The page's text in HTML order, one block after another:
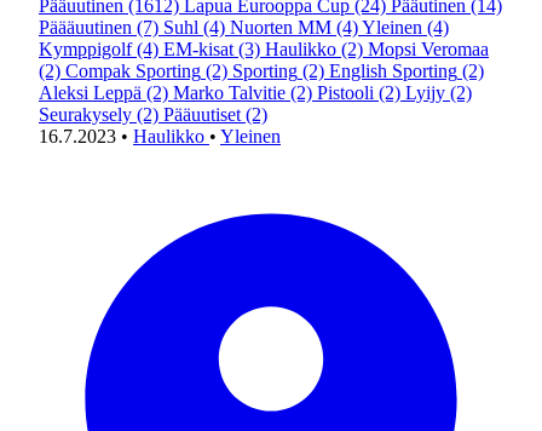
Pääuutinen (1612) Lapua Eurooppa Cup (24) Pääutinen (14)
Päääuutinen (7) Suhl (4) Nuorten MM (4)Yleinen (4)
Kymppigolf (4) EM-kisat (3) Haulikko (2) Mopsi Veromaa
(2) Compak Sporting (2) Sporting (2) English Sporting (2)
Aleksi Leppä (2) Marko Talvitie (2) Pistooli (2) Lyijy (2)
Seurakysely (2) Pääuutiset (2)
16.7.2023 • Haulikko • Yleinen